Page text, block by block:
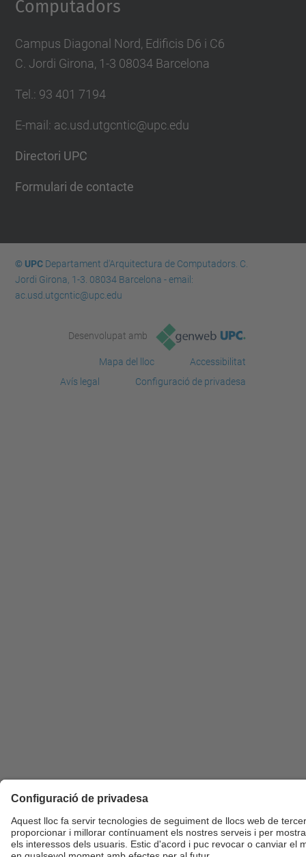
Computadors
Campus Diagonal Nord, Edificis D6 i C6
C. Jordi Girona, 1-3 08034 Barcelona
Tel.: 93 401 7194
E-mail: ac.usd.utgcntic@upc.edu
Directori UPC
Formulari de contacte
© UPCDepartament d'Arquitectura de Computadors. C.
Jordi Girona, 1-3. 08034 Barcelona - email:
ac.usd.utgcntic@upc.edu
Desenvolupat amb
Mapa del lloc
Accessibilitat
Avís legal
Configuració de privadesa